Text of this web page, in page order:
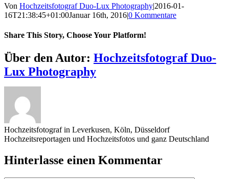
Von Hochzeitsfotograf Duo-Lux Photography|2016-01-
16T21:38:45+01:00Januar 16th, 2016|0 Kommentare
Share This Story, Choose Your Platform!
Sharing_facebook
Sharing_twitter
Sharing_reddit
Über den Autor: Hochzeitsfotograf Duo-
Lux Photography
Hochzeitsfotograf in Leverkusen, Köln, Düsseldorf
Hochzeitsreportagen und Hochzeitsfotos und ganz Deutschland
Hinterlasse einen Kommentar